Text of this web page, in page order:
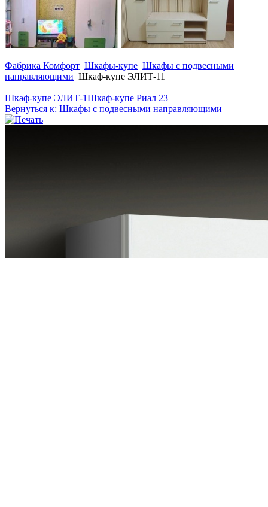
Фабрика Комфорт Шкафы-купе Шкафы с подвесными
направляющими Шкаф-купе ЭЛИТ-11
Шкаф-купе ЭЛИТ-1Шкаф-купе Риал 23
Вернуться к: Шкафы с подвесными направляющими